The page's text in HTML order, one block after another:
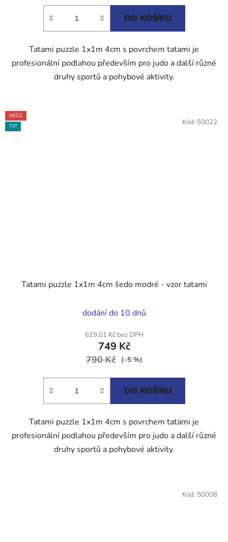
DO KOŠÍKU
Tatami puzzle 1x1m 4cm s povrchem tatami je
profesionální podlahou především pro judo a další různé
druhy sportů a pohybové aktivity.
AKCE
TIP
Tatami puzzle 1x1m 4cm šedo modré - vzor tatami
hodnocení
produktu
je
5,0
dodání do 10 dnů
619,01 Kč bez DPH
749 Kč
790 Kč (–5 %)
DO KOŠÍKU
Tatami puzzle 1x1m 4cm s povrchem tatami je
profesionální podlahou především pro judo a další různé
druhy sportů a pohybové aktivity.
Kód: 50022
Kód: 50008